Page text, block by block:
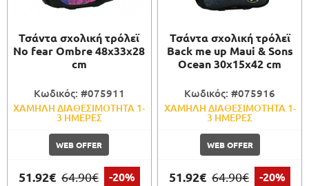
Τσάντα σχολική τρόλεϊ
No fear Ombre 48x33x28
cm
Κωδικός: #075911
ΧΑΜΗΛΗ ΔΙΑΘΕΣΙΜΟΤΗΤΑ 1-
3 ΗΜΕΡΕΣ
WEB OFFER
51.92€ 64.90€ -20%
Τσάντα σχολική τρόλεϊ
Back me up Maui & Sons
Ocean 30x15x42 cm
Κωδικός: #075916
ΧΑΜΗΛΗ ΔΙΑΘΕΣΙΜΟΤΗΤΑ 1-
3 ΗΜΕΡΕΣ
WEB OFFER
51.92€ 64.90€ -20%